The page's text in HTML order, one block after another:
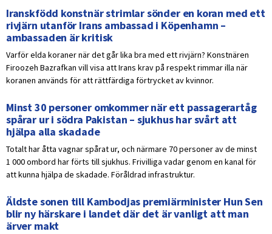
Iranskfödd konstnär strimlar sönder en koran med ett
rivjärn utanför Irans ambassad i Köpenhamn –
ambassaden är kritisk
Varför elda koraner när det går lika bra med ett rivjärn? Konstnären
Firoozeh Bazrafkan vill visa att Irans krav på respekt rimmar illa när
koranen används för att rättfärdiga förtrycket av kvinnor.
Minst 30 personer omkommer när ett passagerartåg
spårar ur i södra Pakistan – sjukhus har svårt att
hjälpa alla skadade
Totalt har åtta vagnar spårat ur, och närmare 70 personer av de minst
1 000 ombord har förts till sjukhus. Frivilliga vadar genom en kanal för
att kunna hjälpa de skadade. Föråldrad infrastruktur.
Äldste sonen till Kambodjas premiärminister Hun Sen
blir ny härskare i landet där det är vanligt att man
ärver makt